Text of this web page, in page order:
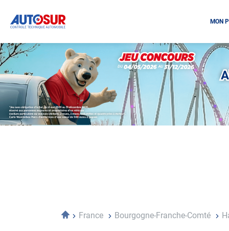
MON
Opération
spéciale
Mai
-
Décembre
2026
Locations
AccueilFrance Bourgogne-Franche-Comté